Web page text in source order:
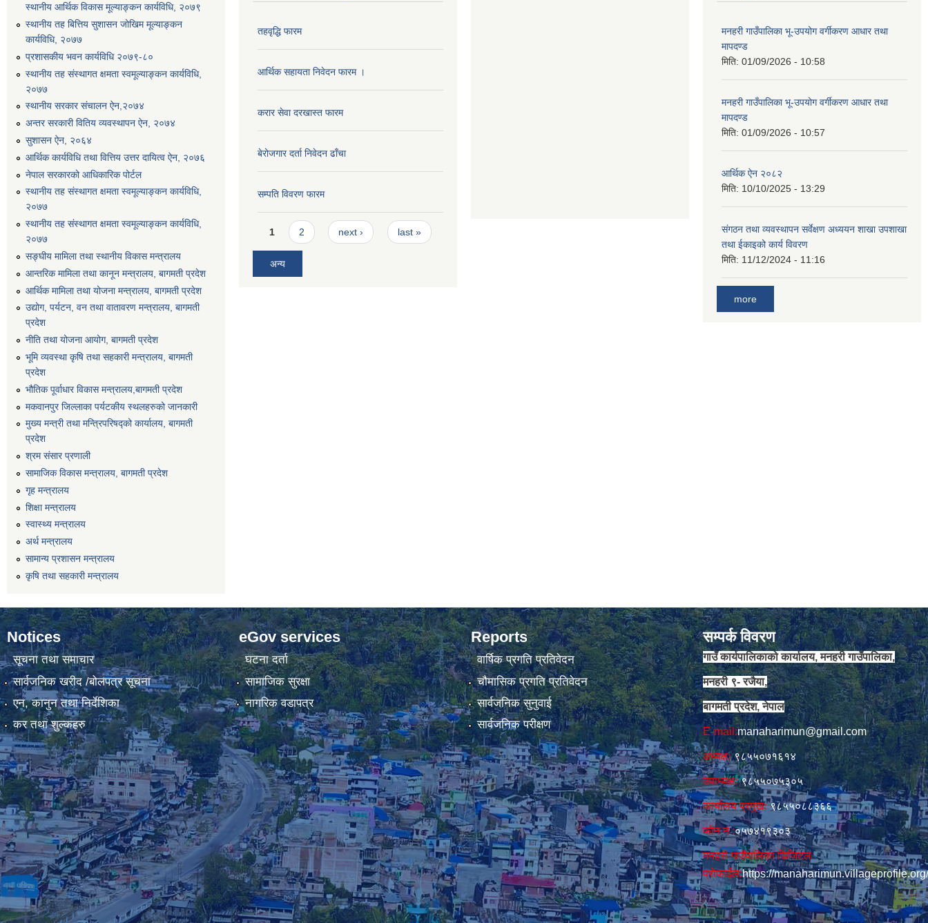
स्थानीय आर्थिक विकास मूल्याङ्कन कार्यविधि, २०७९
स्थानीय तह बित्तिय सुशासन जोखिम मूल्याङ्कन
कार्यविधि, २०७७
प्रशासकीय भवन कार्यविधि २०७९-८०
स्थानीय तह संस्थागत क्षमता स्वमूल्याङ्कन कार्यविधि,
२०७७
स्थानीय सरकार संचालन ऐन,२०७४
अन्तर सरकारी वितिय व्यवस्थापन ऐन, २०७४
सुशासन ऐन, २०६४
आर्थिक कार्यविधि तथा वित्तिय उत्तर दायित्व ऐन, २०७६
नेपाल सरकारको आधिकारिक पोर्टल
स्थानीय तह संस्थागत क्षमता स्वमूल्याङ्कन कार्यविधि,
२०७७
स्थानीय तह संस्थागत क्षमता स्वमूल्याङ्कन कार्यविधि,
२०७७
सङ्घीय मामिला तथा स्थानीय विकास मन्त्रालय
आन्तरिक मामिला तथा कानून मन्त्रालय, बागमती प्रदेश
आर्थिक मामिला तथा योजना मन्त्रालय, बागमती प्रदेश
उद्योग, पर्यटन, वन तथा वातावरण मन्त्रालय, बागमती
प्रदेश
नीति तथा योजना आयोग, बागमती प्रदेश
भूमि व्यवस्था कृषि तथा सहकारी मन्त्रालय, बागमती
प्रदेश
भौतिक पूर्वाधार विकास मन्त्रालय,बागमती प्रदेश
मकवानपुर जिल्लाका पर्यटकीय स्थलहरुको जानकारी
मुख्य मन्त्री तथा मन्त्रिपरिषद्को कार्यालय, बागमती
प्रदेश
श्रम संसार प्रणाली
सामाजिक विकास मन्त्रालय, बागमती प्रदेश
गृह मन्त्रालय
शिक्षा मन्त्रालय
स्वास्थ्य मन्त्रालय
अर्थ मन्त्रालय
सामान्य प्रशासन मन्त्रालय
कृषि तथा सहकारी मन्त्रालय
तहवृद्धि फारम
आर्थिक सहायता निवेदन फारम ।
करार सेवा दरखास्त फारम
बेरोजगार दर्ता निवेदन ढाँचा
सम्पति विवरण फारम
Pages
1 2 next › last »
अन्य
मनहरी गाउँपालिका भू-उपयोग वर्गीकरण आधार तथा
मापदण्ड
मिति: 01/09/2026 - 10:58
मनहरी गाउँपालिका भू-उपयोग वर्गीकरण आधार तथा
मापदण्ड
मिति: 01/09/2026 - 10:57
आर्थिक ऐन २०८२
मिति: 10/10/2025 - 13:29
संगठन तथा व्यवस्थापन सर्वेक्षण अध्ययन शाखा उपशाखा
तथा ईकाइको कार्य विवरण
मिति: 11/12/2024 - 11:16
more
Notices
सूचना तथा समाचार
सार्वजनिक खरीद /बोलपत्र सूचना
एन, कानुन तथा निर्देशिका
कर तथा शुल्कहरु
eGov services
घटना दर्ता
सामाजिक सुरक्षा
नागरिक वडापत्र
Reports
वार्षिक प्रगति प्रतिवेदन
चौमासिक प्रगति प्रतिवेदन
सार्वजनिक सुनुवाई
सार्वजनिक परीक्षण
सम्पर्क विवरण
गाउँ कार्यपालिकाको कार्यालय, मनहरी गाउँपालिका,
मनहरी ९- रजैया,
बागमती प्रदेश, नेपाल
E-mail:manaharimun@gmail.com
अध्यक्षः९८५५०७१६१४
उपाध्यक्षः९८५५०७५३०५
कार्यालय प्रमुखः९८५५०८८३६६
फोन नं‍‌ :०५७४१९३०३
मनहरी गाउँपालिका डिजिटल
प्रोफाईल:https://manaharimun.villageprofile.org/